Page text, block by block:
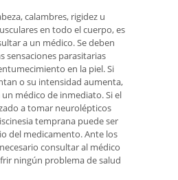
calambres, rigidez u
en todo el cuerpo, es
a un médico. Se deben
sensaciones parasitarias
en la piel. Si
o su intensidad aumenta,
médico de inmediato. Si el
a tomar neurolépticos
temprana puede ser
del medicamento. Ante los
consultar al médico
ningún problema de salud